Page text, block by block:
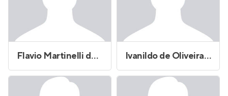
Flavio Martinelli de Freitas Pedro Ivanildo de Oliveira Silva